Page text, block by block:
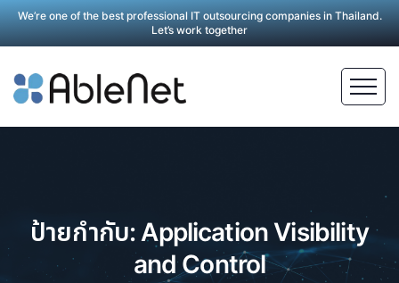
We’re one of the best professional IT outsourcing companies in Thailand.
Let’s work together
ป้ายกำกับ: Application Visibility
and Control